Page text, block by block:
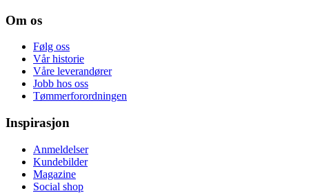
Om os
Følg oss
Vår historie
Våre leverandører
Jobb hos oss
Tømmerforordningen
Inspirasjon
Anmeldelser
Kundebilder
Magazine
Social shop